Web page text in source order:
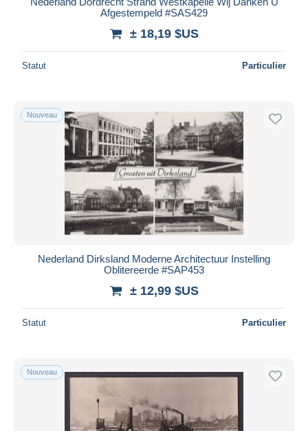
iDeal
Appliquer
Afgestempeld #SAS429
± 18,19 $US
Statut Particulier
Nouveau
Nederland Dirksland Moderne Architectuur Instelling
Oblitereerde #SAP453
± 12,99 $US
Statut Particulier
Nouveau